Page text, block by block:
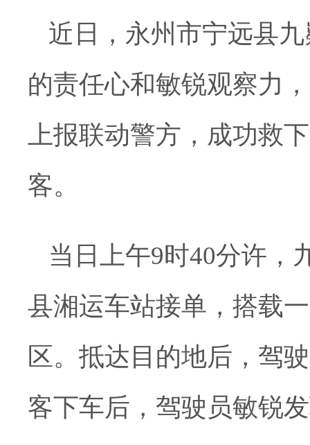
近日，永州市宁远县
的责任心和敏锐观察力
上报联动警方，成功救
客。
当日上午9时40分许，
县湘运车站接单，搭载
区。抵达目的地后，驾
客下车后，驾驶员敏锐